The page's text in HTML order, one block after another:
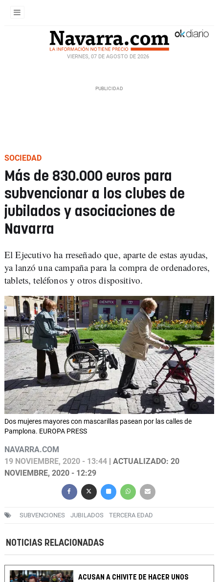
VIERNES, 07 DE AGOSTO DE 2026
SOCIEDAD
Más de 830.000 euros para
subvencionar a los clubes de
jubilados y asociaciones de
Navarra
El Ejecutivo ha rreseñado que, aparte de estas ayudas,
ya lanzó una campaña para la compra de ordenadores,
tablets, teléfonos y otros dispositivo.
Dos mujeres mayores con mascarillas pasean por las calles de
Pamplona. EUROPA PRESS
NAVARRA.COM
19 NOVIEMBRE, 2020 - 13:44 | ACTUALIZADO: 20
NOVIEMBRE, 2020 - 12:29
SUBVENCIONES JUBILADOS TERCERA EDAD
NOTICIAS RELACIONADAS
ACUSAN A CHIVITE DE HACER UNOS